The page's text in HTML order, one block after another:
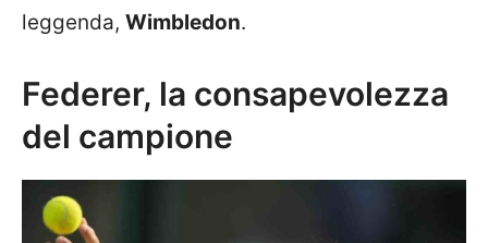
leggenda, Wimbledon.
Federer, la consapevolezza
del campione